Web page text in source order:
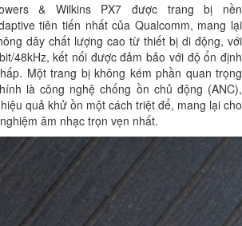
& Wilkins PX7 được trang bị nền
tiên tiến nhất của Qualcomm, mang lại
dây chất lượng cao từ thiết bị di động, với
48kHz, kết nối được đảm bảo với độ ổn định
Một trang bị không kém phần quan trọng
là công nghệ chống ồn chủ động (ANC),
quả khử ồn một cách triệt để, mang lại cho
âm nhạc trọn vẹn nhất.